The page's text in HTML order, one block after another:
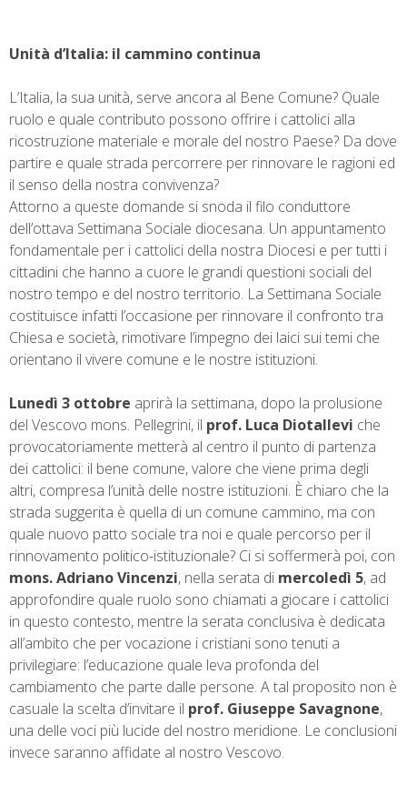
Unità d’Italia: il cammino continua
L’Italia, la sua unità, serve ancora al Bene Comune? Quale
ruolo e quale contributo possono offrire i cattolici alla
ricostruzione materiale e morale del nostro Paese? Da dove
partire e quale strada percorrere per rinnovare le ragioni ed
il senso della nostra convivenza?
Attorno a queste domande si snoda il filo conduttore
dell’ottava Settimana Sociale diocesana. Un appuntamento
fondamentale per i cattolici della nostra Diocesi e per tutti i
cittadini che hanno a cuore le grandi questioni sociali del
nostro tempo e del nostro territorio. La Settimana Sociale
costituisce infatti l’occasione per rinnovare il confronto tra
Chiesa e società, rimotivare l’impegno dei laici sui temi che
orientano il vivere comune e le nostre istituzioni.
Lunedì 3 ottobre aprirà la settimana, dopo la prolusione
del Vescovo mons. Pellegrini, il prof. Luca Diotallevi che
provocatoriamente metterà al centro il punto di partenza
dei cattolici: il bene comune, valore che viene prima degli
altri, compresa l’unità delle nostre istituzioni. È chiaro che la
strada suggerita è quella di un comune cammino, ma con
quale nuovo patto sociale tra noi e quale percorso per il
rinnovamento politico-istituzionale? Ci si soffermerà poi, con
mons. Adriano Vincenzi, nella serata di mercoledì 5, ad
approfondire quale ruolo sono chiamati a giocare i cattolici
in questo contesto, mentre la serata conclusiva è dedicata
all’ambito che per vocazione i cristiani sono tenuti a
privilegiare: l’educazione quale leva profonda del
cambiamento che parte dalle persone. A tal proposito non è
casuale la scelta d’invitare il prof. Giuseppe Savagnone,
una delle voci più lucide del nostro meridione. Le conclusioni
invece saranno affidate al nostro Vescovo.